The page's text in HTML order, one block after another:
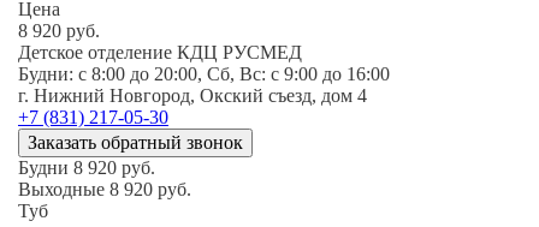
Цена
8 920 руб.
Детское отделение КДЦ РУСМЕД
Будни: c 8:00 до 20:00, Сб, Вс: c 9:00 до 16:00
г. Нижний Новгород, Окский съезд, дом 4
+7 (831) 217-05-30
Заказать обратный звонок
Будни 8 920 руб.
Выходные 8 920 руб.
Туб